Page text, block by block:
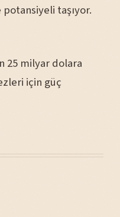
taşıyor.
25 milyar dolara
için güç